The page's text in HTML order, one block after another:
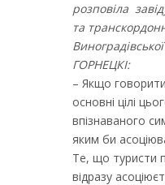
розповіла
та
ГОРНЕЦКІ:
– Якщо
основні цілі
впізнаваного
яким би
Те, що туристи
відразу